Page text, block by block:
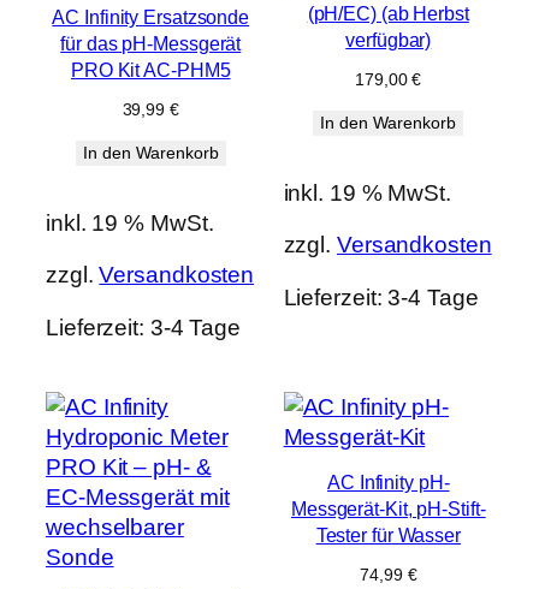
AC Infinity Ersatzsonde
für das pH-Messgerät
PRO Kit AC-PHM5
39,99 €
In den Warenkorb
inkl. 19 % MwSt.
zzgl.Versandkosten
Lieferzeit: 3-4 Tage
(pH/EC) (ab Herbst
verfügbar)
179,00€
In den Warenkorb
inkl. 19 % MwSt.
zzgl. Versandkosten
Lieferzeit:3-4 Tage
AC Infinity pH-
Messgerät-Kit, pH-Stift-
Tester für Wasser
74,99 €